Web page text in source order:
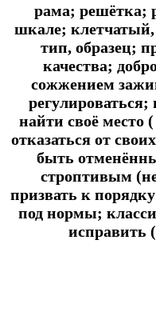
рама; решётка;
шкале; клетчатый,
тип, образец;
качества;
сожжением
найти своё место
отказаться от
быть
строптивым
призвать к
под нормы;
исправить